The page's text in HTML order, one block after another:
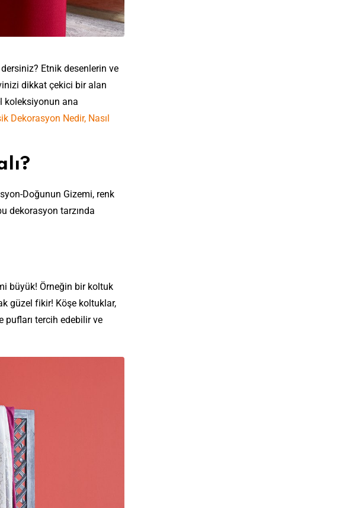
Etnik desenlerin ve
dikkat çekici bir alan
koleksiyonun ana
Dekorasyon Nedir, Nasıl
Doğunun Gizemi, renk
dekorasyon tarzında
büyük! Örneğin bir koltuk
güzel fikir! Köşe koltuklar,
pufları tercih edebilir ve